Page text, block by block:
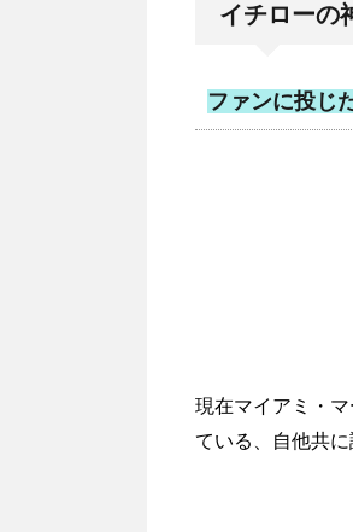
イチローの
ファンに投じ
現在マイアミ・
ている、自他共に